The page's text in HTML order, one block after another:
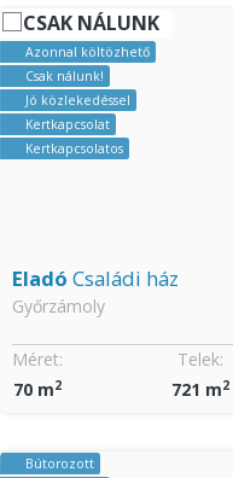
CSAK NÁLUNK
Azonnal költözhető
Csak nálunk!
Jó közlekedéssel
Kertkapcsolat
Kertkapcsolatos
Eladó Családi ház
Győrzámoly
Méret:
70 m2
Telek:
721 m2
Bútorozott